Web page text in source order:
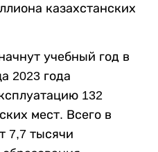
казахстанских
учебный год в
2023 года
132
мест. Всего в
7,7 тысячи